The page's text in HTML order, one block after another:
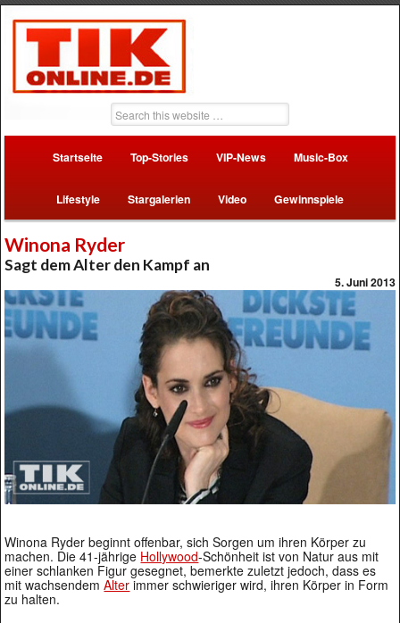
Startseite Top-Stories VIP-News Music-Box
Lifestyle Stargalerien Video Gewinnspiele
Winona Ryder
Sagt dem Alter den Kampf an
5. Juni 2013
Winona Ryder beginnt offenbar, sich Sorgen um ihren Körper zu
machen. Die 41-jährige Hollywood-Schönheit ist von Natur aus mit
einer schlanken Figur gesegnet, bemerkte zuletzt jedoch, dass es
mit wachsendemAlterimmer schwieriger wird, ihren Körper in Form
zu halten.